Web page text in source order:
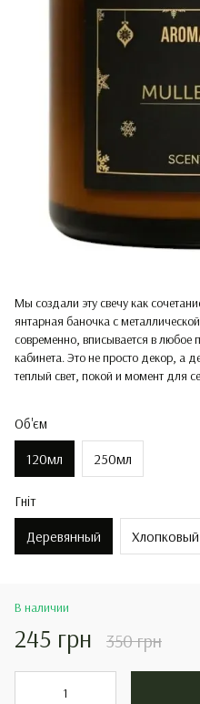
Мы создали эту свечу как
янтарная баночка с
современно, вписывается в любое
кабинета. Это не просто декор, а
теплый свет, покой и момент для
Об'єм
120мл 250мл
Гніт
Деревянный Хлопковый
В наличии
245 грн 350 грн